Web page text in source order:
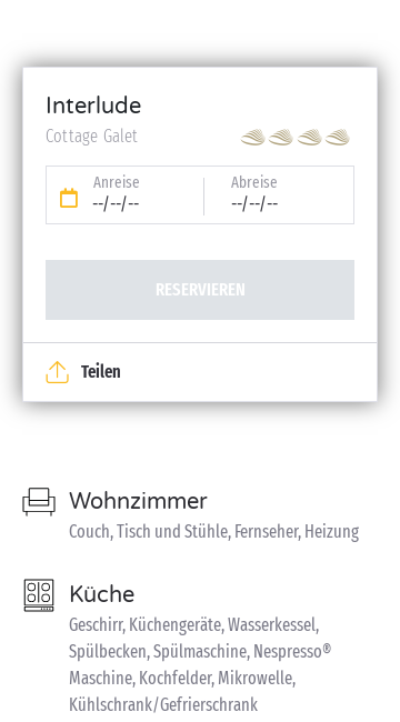
Interlude
Cottage Galet
Anreise
--/--/--
Abreise
--/--/--
RESERVIEREN
Teilen
Wohnzimmer
Couch, Tisch und Stühle, Fernseher, Heizung
Küche
Geschirr, Küchengeräte, Wasserkessel,
Spülbecken, Spülmaschine, Nespresso®
Maschine, Kochfelder, Mikrowelle,
Kühlschrank/Gefrierschrank